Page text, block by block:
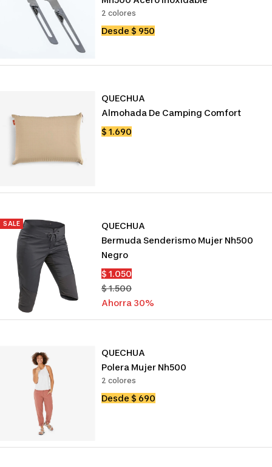
2 colores
Precio
Desde $ 950
QUECHUA
Almohada De Camping Comfort
Precio
$ 1.690
SALE
QUECHUA
Bermuda Senderismo Mujer Nh500
Negro
Precio
de
venta
$ 1.050
Precio
normal
$ 1.500
Ahorra 30%
QUECHUA
Polera Mujer Nh500
2 colores
Precio
Desde $ 690